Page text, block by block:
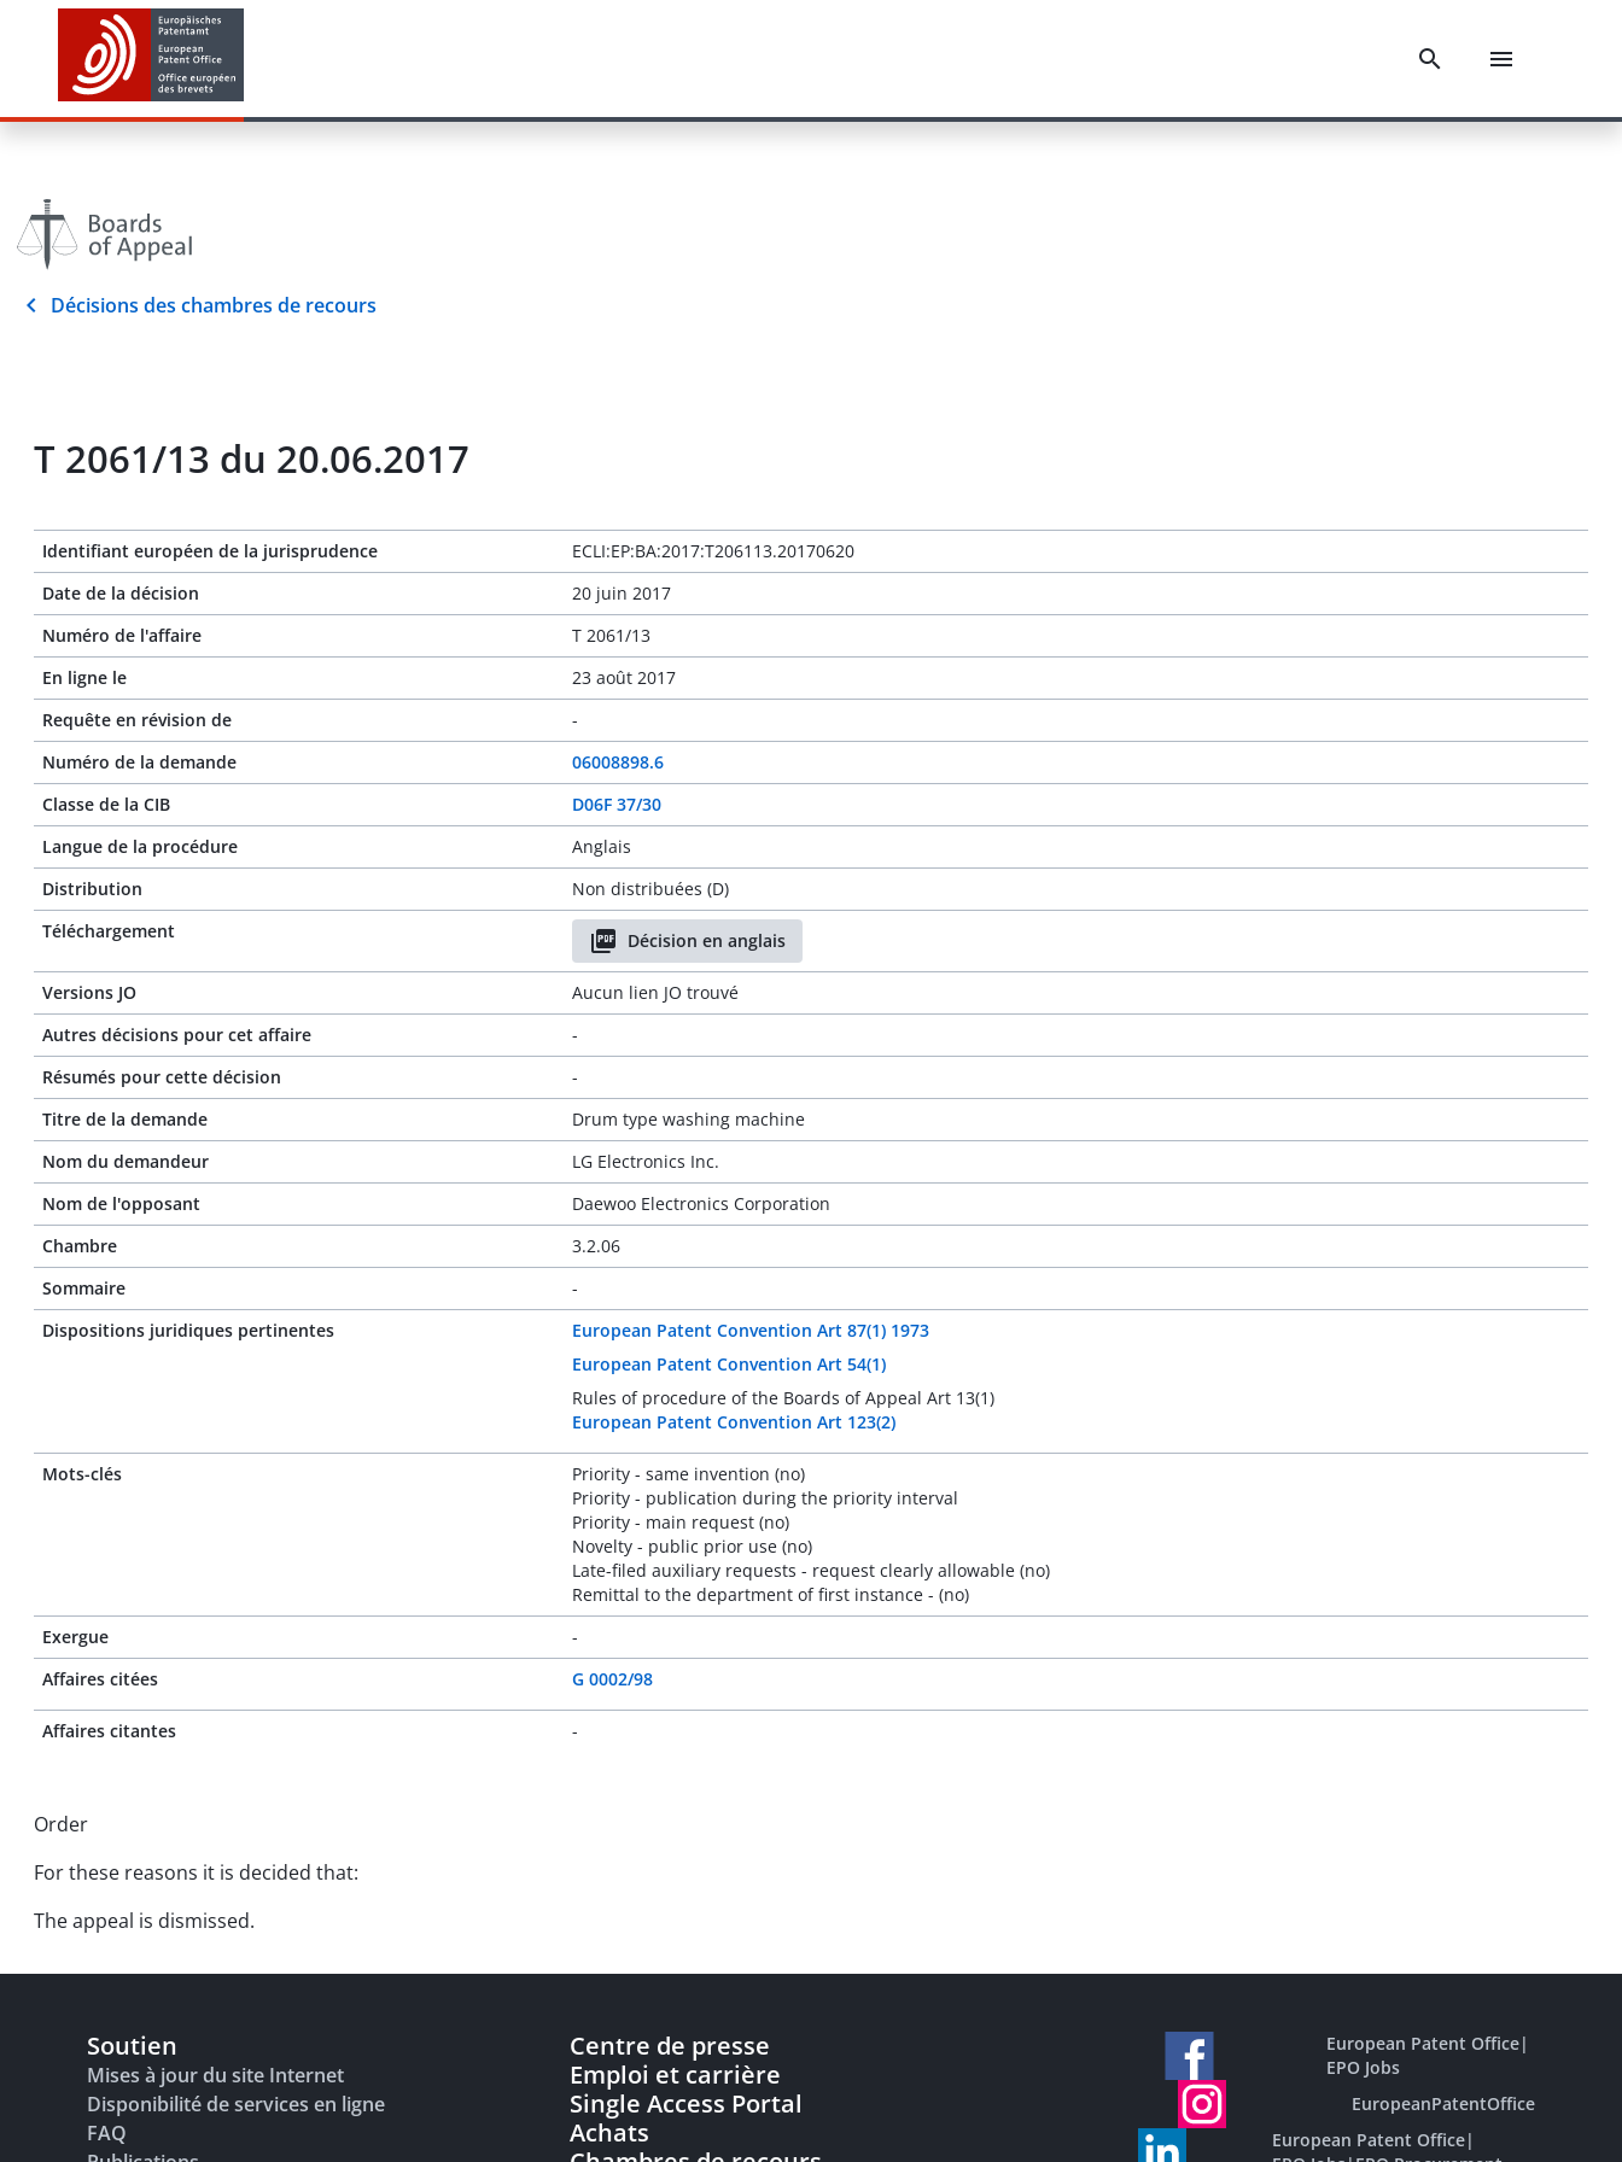
Décisions des chambres de recours
T 2061/13 du 20.06.2017
Identifiant européen de la jurisprudence
ECLI:EP:BA:2017:T206113.20170620
Date de la décision
20 juin 2017
Numéro de l'affaire
T 2061/13
En ligne le
23 août 2017
Requête en révision de
-
Numéro de la demande
06008898.6
Classe de la CIB
D06F 37/30
Langue de la procédure
Anglais
Distribution
Non distribuées (D)
Téléchargement
Décision en anglais
Versions JO
Aucun lien JO trouvé
Autres décisions pour cet affaire
-
Résumés pour cette décision
-
Titre de la demande
Drum type washing machine
Nom du demandeur
LG Electronics Inc.
Nom de l'opposant
Daewoo Electronics Corporation
Chambre
3.2.06
Sommaire
-
Dispositions juridiques pertinentes
European Patent Convention Art 87(1) 1973
European Patent Convention Art 54(1)
Rules of procedure of the Boards of Appeal Art 13(1)
European Patent Convention Art 123(2)
Mots-clés
Priority - same invention (no)
Priority - publication during the priority interval
Priority - main request (no)
Novelty - public prior use (no)
Late-filed auxiliary requests - request clearly allowable (no)
Remittal to the department of first instance - (no)
Exergue
-
Affaires citées
G 0002/98
Affaires citantes -
Order
For these reasons it is decided that:
The appeal is dismissed.
Soutien
Mises à jour du site Internet
Disponibilité de services en ligne
FAQ
Centre de presse
Emploi et carrière
Single Access Portal
Achats
European Patent Office|
EPO Jobs
EuropeanPatentOffice
European Patent Office|